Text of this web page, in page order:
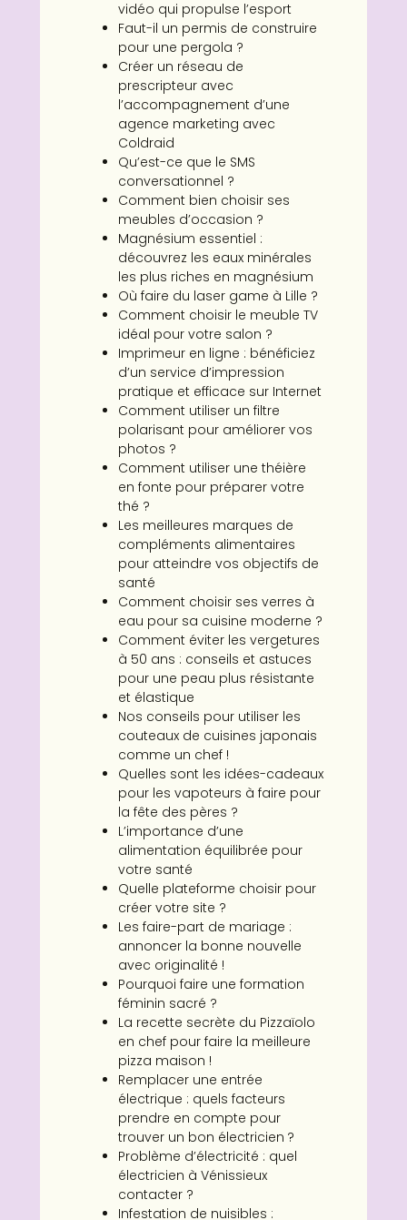
vidéo qui propulse l’esport
Faut-il un permis de construire
pour une pergola ?
Créer un réseau de
prescripteur avec
l’accompagnement d’une
agence marketing avec
Coldraid
Qu’est-ce que le SMS
conversationnel ?
Comment bien choisir ses
meubles d’occasion ?
Magnésium essentiel :
découvrez les eaux minérales
les plus riches en magnésium
Où faire du laser game à Lille ?
Comment choisir le meuble TV
idéal pour votre salon ?
Imprimeur en ligne : bénéficiez
d’un service d’impression
pratique et efficace sur Internet
Comment utiliser un filtre
polarisant pour améliorer vos
photos ?
Comment utiliser une théière
en fonte pour préparer votre
thé ?
Les meilleures marques de
compléments alimentaires
pour atteindre vos objectifs de
santé
Comment choisir ses verres à
eau pour sa cuisine moderne ?
Comment éviter les vergetures
à 50 ans : conseils et astuces
pour une peau plus résistante
et élastique
Nos conseils pour utiliser les
couteaux de cuisines japonais
comme un chef !
Quelles sont les idées-cadeaux
pour les vapoteurs à faire pour
la fête des pères ?
L’importance d’une
alimentation équilibrée pour
votre santé
Quelle plateforme choisir pour
créer votre site ?
Les faire-part de mariage :
annoncer la bonne nouvelle
avec originalité !
Pourquoi faire une formation
féminin sacré ?
La recette secrète du Pizzaïolo
en chef pour faire la meilleure
pizza maison !
Remplacer une entrée
électrique : quels facteurs
prendre en compte pour
trouver un bon électricien ?
Problème d’électricité : quel
électricien à Vénissieux
contacter ?
Infestation de nuisibles :